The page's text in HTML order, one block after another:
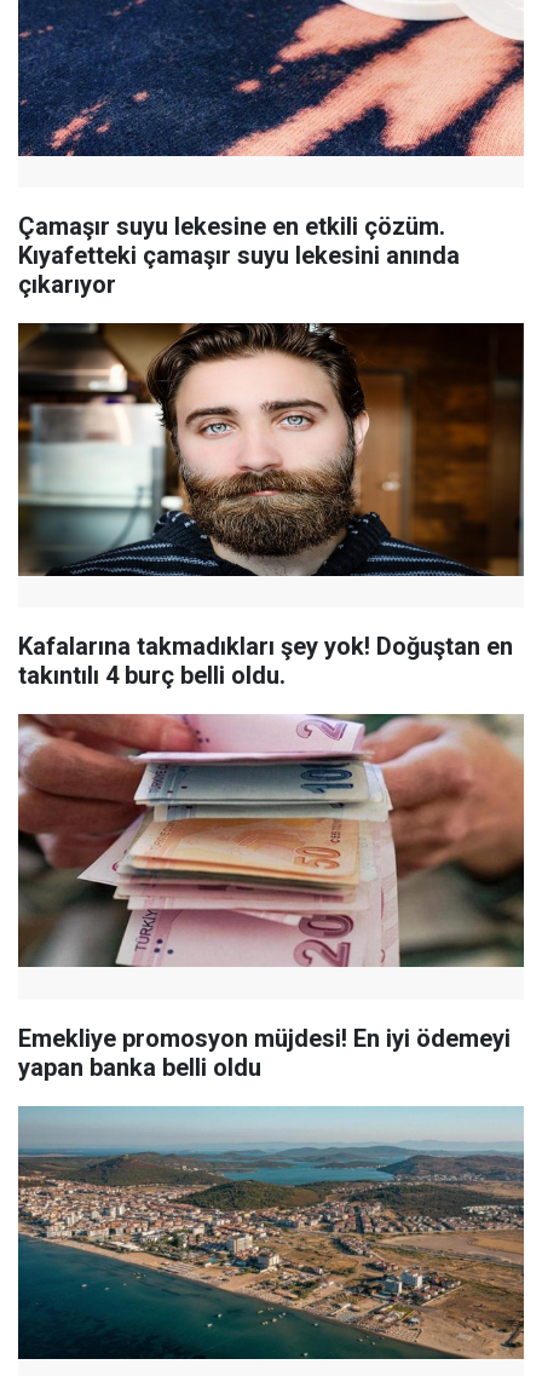
Çamaşır suyu lekesine en etkili çözüm.
Kıyafetteki çamaşır suyu lekesini anında
çıkarıyor
Kafalarına takmadıkları şey yok! Doğuştan en
takıntılı 4 burç belli oldu.
Emekliye promosyon müjdesi! En iyi ödemeyi
yapan banka belli oldu